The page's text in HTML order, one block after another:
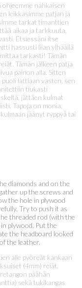
ohjeemme nahkaisen
leikkasimme patjan ja
tarkat timanttien
aikaa ja tarkkuuta,
Etsiessäni itse
hassusti liian ylhäällä
tarkasti! Tämän
Tämän jälkeen patja
painon alla. Sitten
lattiaan vasten, sen
tiukasti
jättäen kulmat
Tapoja on monia,
jäänyt ryppyä tai
diamonds and on the
up the screws and
the hole in plywood
Try to push it as
threaded rod (with the
plywood. Put the
the headboard looked
the leather.
alle pyöreät kankaan
(4mm) reiät.
päähän
sekä tukikangas